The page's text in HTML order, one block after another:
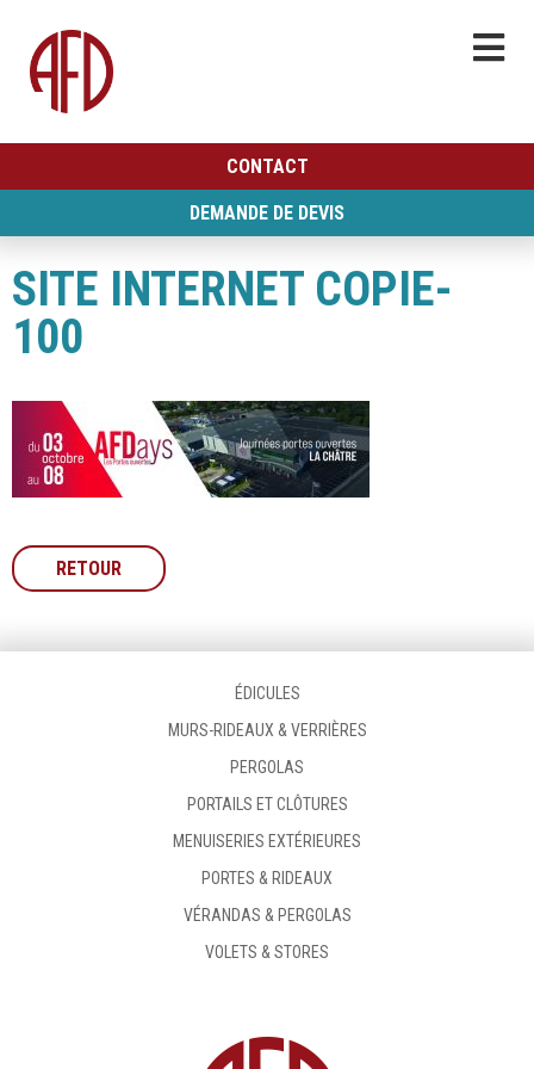
CONTACT
DEMANDE DE DEVIS
SITE INTERNET COPIE-
100
RETOUR
ÉDICULES
MURS-RIDEAUX & VERRIÈRES
PERGOLAS
PORTAILS ET CLÔTURES
MENUISERIES EXTÉRIEURES
PORTES & RIDEAUX
VÉRANDAS & PERGOLAS
VOLETS & STORES